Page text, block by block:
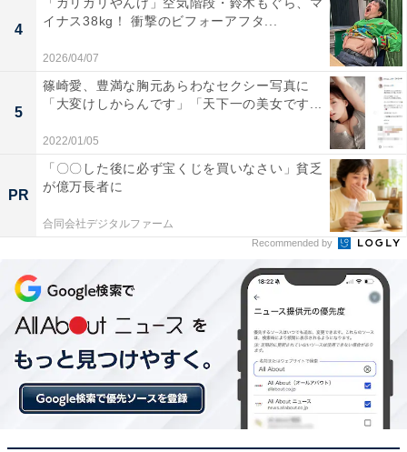
4
「ガリガリやんけ」空気階段・鈴木もぐら、マ
イナス38kg！ 衝撃のビフォーアフタ...
2026/04/07
5
篠崎愛、豊満な胸元あらわなセクシー写真に
「大変けしからんです」「天下一の美女です...
2022/01/05
PR
「〇〇した後に必ず宝くじを買いなさい」貧乏
が億万長者に
合同会社デジタルファーム
Recommended by